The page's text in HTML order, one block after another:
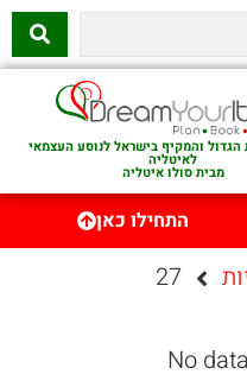
הגדול והמקיף בישראל לנוסע העצמאי
לאיטליה
מבית סולו איטליה
התחילו כאן
27
No